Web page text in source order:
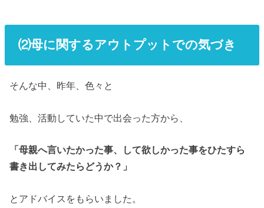
⑵母に関するアウトプットでの気づき
そんな中、昨年、色々と
勉強、活動していた中で出会った方から、
「母親へ言いたかった事、して欲しかった事をひたすら
書き出してみたらどうか？」
とアドバイスをもらいました。